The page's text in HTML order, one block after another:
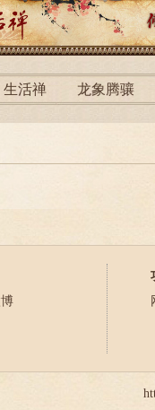
生活禅 龙象腾骧